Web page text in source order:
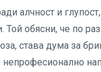
алчност и
обясни, че по
става дума за
непрофесионално